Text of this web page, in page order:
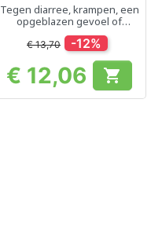
Tegen diarree, krampen, een
opgeblazen gevoel of
winderigheid
€ 13,70 -12%
Prijs
€ 12,06 